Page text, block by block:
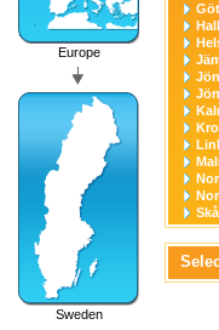
Europe
Sweden